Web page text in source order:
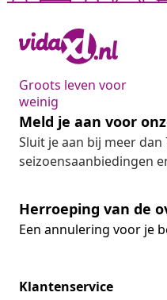
Groots leven voor
weinig
Meld je aan voor
Sluit je aan bij meer
seizoensaanbiedingen
Herroeping van de
Een annulering voor je
Klantenservice